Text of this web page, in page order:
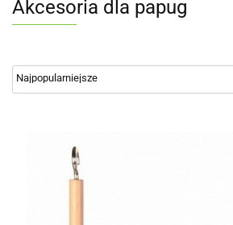
Akcesoria dla papug